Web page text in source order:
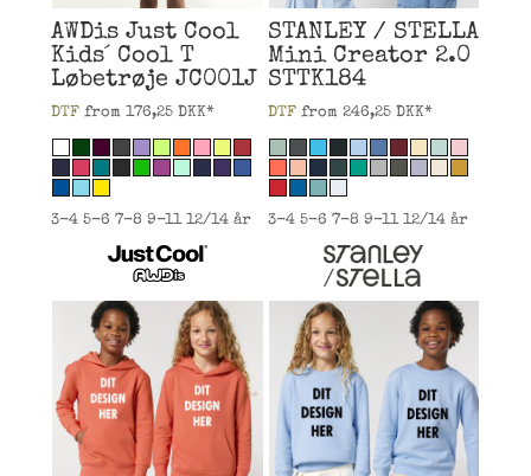
AWDis Just Cool
Kids´ Cool T
Løbetrøje JC001J
DTF from 176,25 DKK*
3-4 5-6 7-8 9-11 12/14 år
STANLEY / STELLA
Mini Creator 2.0
STTK184
DTFfrom 246,25 DKK*
3-4 5-6 7-8 9-11 12/14 år